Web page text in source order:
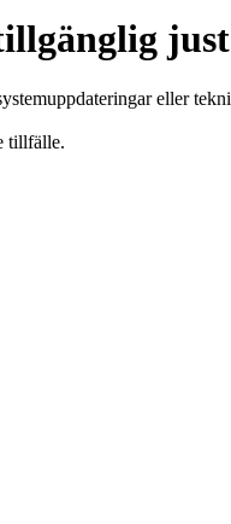
eller
tillfälle.